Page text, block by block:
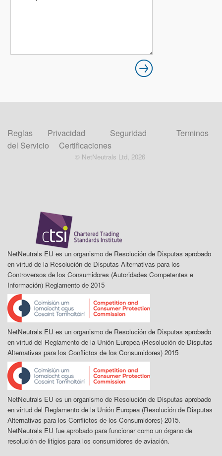
Reglas Privacidad Seguridad
Terminos
del Servicio
Certificaciones
© NetNeutrals Ltd, 2026
NetNeutrals EU es un organismo de Resolución de Disputas aprobado
en virtud de la Resolución de Disputas Alternativas para los
Controversos de los Consumidores (Autoridades Competentes e
Información) Reglamento de 2015
NetNeutrals EU es un organismo de Resolución de Disputas aprobado
en virtud del Reglamento de la Unión Europea (Resolución de Disputas
Alternativas para los Conflictos de los Consumidores) 2015
NetNeutrals EU es un organismo de Resolución de Disputas aprobado
en virtud del Reglamento de la Unión Europea (Resolución de Disputas
Alternativas para los Conflictos de los Consumidores) 2015.
NetNeutrals EU fue aprobado para funcionar como un órgano de
resolución de litigios para los consumidores de aviación.